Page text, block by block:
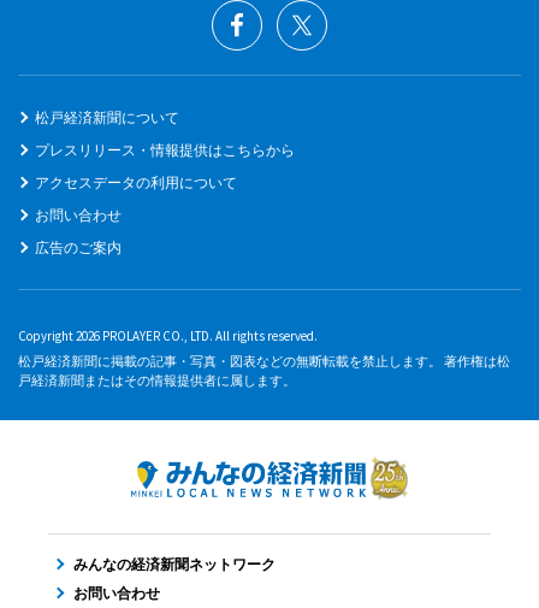
松戸経済新聞について
プレスリリース・情報提供はこちらから
アクセスデータの利用について
お問い合わせ
広告のご案内
Copyright 2026 PROLAYER CO., LTD. All rights reserved.
松戸経済新聞に掲載の記事・写真・図表などの無断転載を禁止します。 著作権は松
戸経済新聞またはその情報提供者に属します。
みんなの経済新聞ネットワーク
お問い合わせ